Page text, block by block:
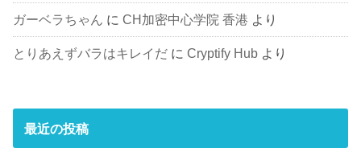
ガーベラちゃん にCH加密中心学院 香港 より
とりあえずバラはキレイだ にCryptify Hub より
最近の投稿